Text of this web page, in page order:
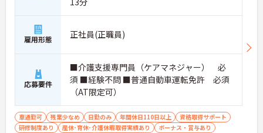
雇用形態 正社員(正職員)
応募要件
■介護支援専門員（ケアマネジャー） 必
須 ■経験不問 ■普通自動車運転免許 必須
（AT限定可）
車通勤可 残業少なめ 日勤のみ 年間休日110日以上
資格取得サポート
研修制度あり
産休･育休･介護休暇取得実績あり
ボーナス・賞与あり